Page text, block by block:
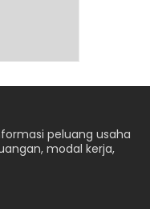
peluang usaha
modal kerja,